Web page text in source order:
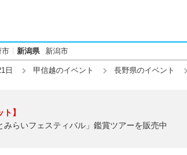
市 新潟県 新潟市
日 甲信越のイベント 長野県のイベント
】
らいフェスティバル」鑑賞ツアーを販売中